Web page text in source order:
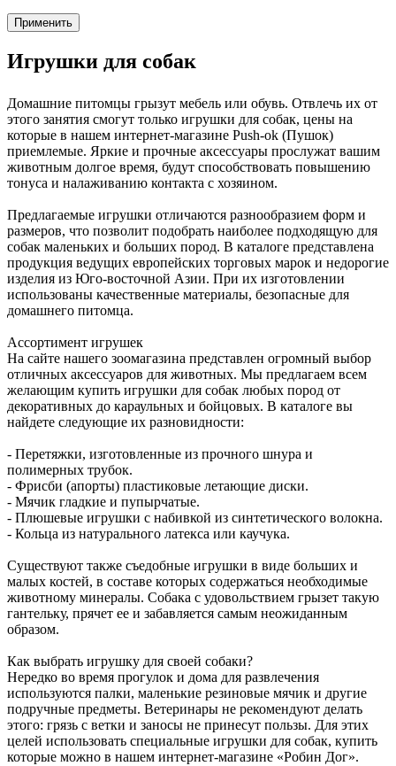
Применить
Игрушки для собак
Домашние питомцы грызут мебель или обувь. Отвлечь их от
этого занятия смогут только игрушки для собак, цены на
которые в нашем интернет-магазине Push-ok (Пушок)
приемлемые. Яркие и прочные аксессуары прослужат вашим
животным долгое время, будут способствовать повышению
тонуса и налаживанию контакта с хозяином.
Предлагаемые игрушки отличаются разнообразием форм и
размеров, что позволит подобрать наиболее подходящую для
собак маленьких и больших пород. В каталоге представлена
продукция ведущих европейских торговых марок и недорогие
изделия из Юго-восточной Азии. При их изготовлении
использованы качественные материалы, безопасные для
домашнего питомца.
Ассортимент игрушек
На сайте нашего зоомагазина представлен огромный выбор
отличных аксессуаров для животных. Мы предлагаем всем
желающим купить игрушки для собак любых пород от
декоративных до караульных и бойцовых. В каталоге вы
найдете следующие их разновидности:
- Перетяжки, изготовленные из прочного шнура и
полимерных трубок.
- Фрисби (апорты) пластиковые летающие диски.
- Мячик гладкие и пупырчатые.
- Плюшевые игрушки с набивкой из синтетического волокна.
- Кольца из натурального латекса или каучука.
Существуют также съедобные игрушки в виде больших и
малых костей, в составе которых содержаться необходимые
животному минералы. Собака с удовольствием грызет такую
гантельку, прячет ее и забавляется самым неожиданным
образом.
Как выбрать игрушку для своей собаки?
Нередко во время прогулок и дома для развлечения
используются палки, маленькие резиновые мячик и другие
подручные предметы. Ветеринары не рекомендуют делать
этого: грязь с ветки и заносы не принесут пользы. Для этих
целей использовать специальные игрушки для собак, купить
которые можно в нашем интернет-магазине «Робин Дог».